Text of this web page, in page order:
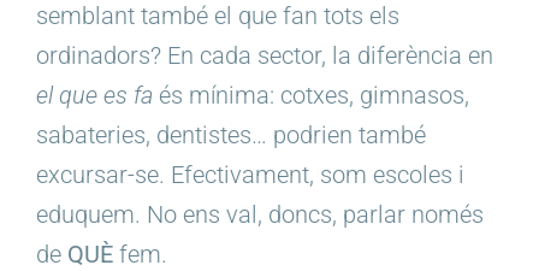
semblant també el que fan tots els
ordinadors? En cada sector, la diferència en
el que es fa és mínima: cotxes, gimnasos,
sabateries, dentistes… podrien també
excursar-se. Efectivament, som escoles i
eduquem. No ens val, doncs, parlar només
de QUÈ fem.